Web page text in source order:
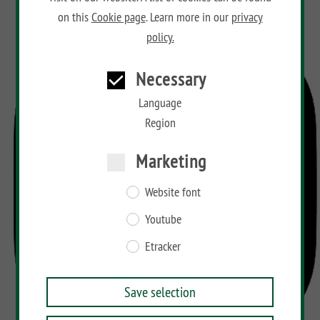
on thisCookie page. Learn more in our privacy
policy.
Necessary
Language
Region
Marketing
Website font
Youtube
Etracker
Save selection